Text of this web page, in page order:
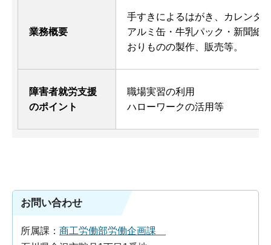
業務概要
手すきによるはがき、カレンダ
アルミ缶・牛乳パック・新聞紙
おりものの製作、販売等。
障害者就労支援
のポイント
職場実習の利用
ハローワークの活用等
お問い合わせ
所属課： 商工労働部労働企画課